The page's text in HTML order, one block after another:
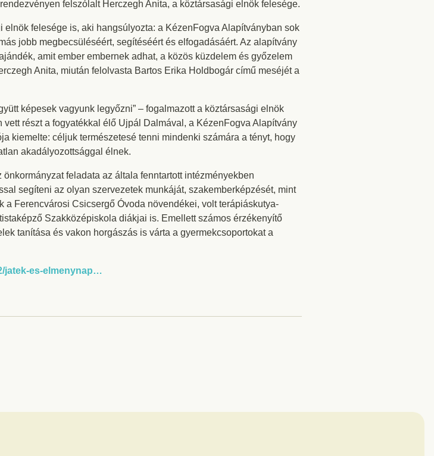
felszólalt Herczegh Anita, a köztársasági elnök felesége.
felesége is, aki hangsúlyozta: a KézenFogva Alapítványban sok
jobb megbecsüléséért, segítéséért és elfogadásáért. Az alapítvány
amit ember embernek adhat, a közös küzdelem és győzelem
Anita, miután felolvasta Bartos Erika Holdbogár című meséjét a
képesek vagyunk legyőzni” – fogalmazott a köztársasági elnök
részt a fogyatékkal élő Ujpál Dalmával, a KézenFogva Alapítvány
kiemelte: céljuk természetesé tenni mindenki számára a tényt, hogy
akadályozottsággal élnek.
feladata az általa fenntartott intézményekben
segíteni az olyan szervezetek munkáját, szakemberképzését, mint
Ferencvárosi Csicsergő Óvoda növendékei, volt terápiáskutya-
Szakközépiskola diákjai is. Emellett számos érzékenyítő
tanítása és vakon horgászás is várta a gyermekcsoportokat a
jatek-es-elmenynap…